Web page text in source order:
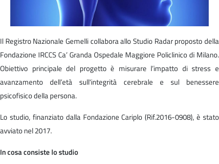
Il Registro Nazionale Gemelli collabora allo Studio Radar proposto della
Fondazione IRCCS Ca’ Granda Ospedale Maggiore Policlinico di Milano.
Obiettivo principale del progetto è misurare l’impatto di stress e
avanzamento dell’età sull'integrità cerebrale e sul benessere
psicofisico della persona.
Lo studio, finanziato dalla Fondazione Cariplo (Rif.2016-0908), è stato
avviato nel 2017.
In cosa consiste lo studio